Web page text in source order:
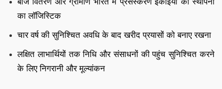
का लॉजिस्टिक
चार वर्ष की सुनिश्चित अवधि के बाद खरीद प्रयासों को बनाए रखना
लक्षित लाभार्थियों तक निधि और संसाधनों की पहुंच सुनिश्चित करने
के लिए निगरानी और मूल्यांकन